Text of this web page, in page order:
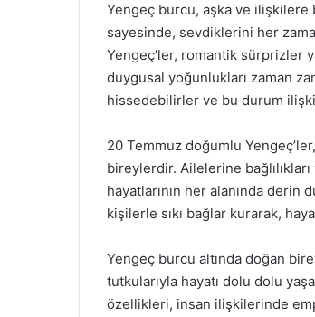
Yengeç burcu, aşka ve
sayesinde, sevdiklerini her
Yengeç’ler, romantik sürprizler
duygusal yoğunlukları zaman
hissedebilirler ve bu durum
20 Temmuz doğumlu
bireylerdir. Ailelerine
hayatlarının her alanında
kişilerle sıkı bağlar kurarak,
Yengeç burcu altında doğan
tutkularıyla hayatı dolu dolu
özellikleri, insan ilişkilerinde